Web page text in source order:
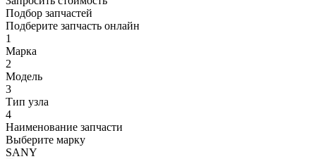
Подбор запчастей
Подберите запчасть онлайн
1
Марка
2
Модель
3
Тип узла
4
Наименование запчасти
Выберите марку
SANY